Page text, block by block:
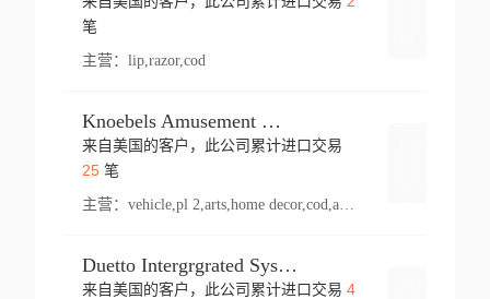
笔
主营： lip,razor,cod
Knoebels Amusement Resort
来自美国的客户，此公司累计进口交易
25笔
主营： vehicle,pl 2,arts,home decor,cod,amusement ride,sea
Duetto Intergrgrated Systems Inc.
来自美国的客户，此公司累计进口交易 4